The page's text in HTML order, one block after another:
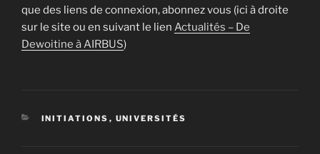
que des liens de connexion, abonnez vous (ici à droite
sur le site ou en suivant le lien Actualités – De
Dewoitine à AIRBUS)
CATÉGORIES
INITIATIONS , UNIVERSITÉS